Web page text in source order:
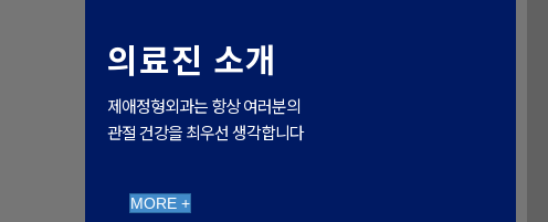
의료진 소개
제애정형외과는 항상 여러분의
관절 건강을 최우선 생각합니다
MORE +